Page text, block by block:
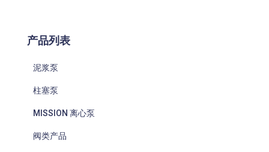
产品列表
泥浆泵
柱塞泵
MISSION 离心泵
阀类产品